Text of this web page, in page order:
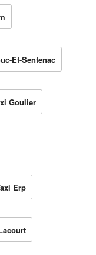
Et-Sentenac
Goulier
Erp